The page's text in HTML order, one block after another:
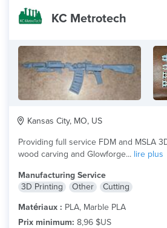
KC Metrotech
Kansas City, MO, US
Providing full service FDM and MSLA
wood carving and Glowforge... lire plus
Manufacturing Service
3D Printing
Other
Cutting
Matériaux : PLA, Marble PLA
Prix minimum: 8,96 $US